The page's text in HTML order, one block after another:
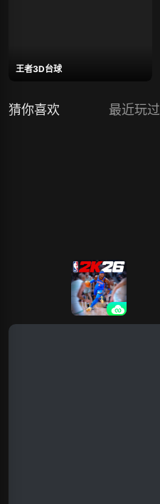
王者3D台球
猜你喜欢 最近玩过
王国守护战
守护表情包 NBA2K26